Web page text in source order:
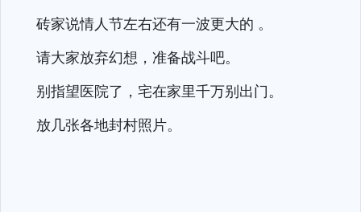
砖家说情人节左右还有一波更大的 。
请大家放弃幻想，准备战斗吧。
别指望医院了，宅在家里千万别出门。
放几张各地封村照片。